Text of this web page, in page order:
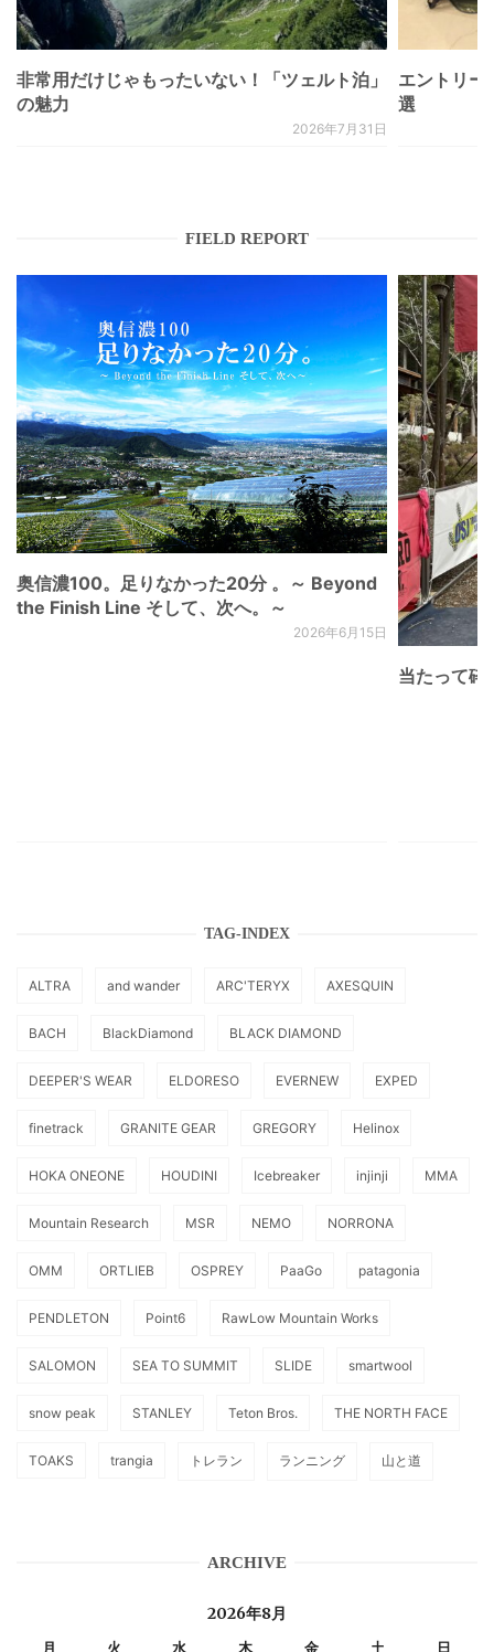
非常用だけじゃもったいない！「ツェルト泊」
の魅力
2026年7月31日
エントリー
選
FIELD REPORT
奥信濃100。足りなかった20分 。～ Beyond
the Finish Line そして、次へ。～
2026年6月15日
当たって砕
TAG-INDEX
ALTRA and wander ARC'TERYX AXESQUIN
BACH BlackDiamond BLACK DIAMOND
DEEPER'S WEAR ELDORESO EVERNEW EXPED
finetrack GRANITE GEAR GREGORY Helinox
HOKA ONEONE HOUDINI Icebreaker injinji MMA
Mountain Research MSR NEMO NORRONA
OMM ORTLIEB OSPREY PaaGo patagonia
PENDLETON Point6 RawLow Mountain Works
SALOMON SEA TO SUMMIT SLIDE smartwool
snow peak STANLEY Teton Bros. THE NORTH FACE
TOAKS trangia トレラン ランニング 山と道
ARCHIVE
2026年8月
月 火 水 木 金 土 日